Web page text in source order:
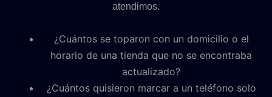
atendimos.
¿Cuántos se toparon con un domicilio o el
horario de una tienda que no se encontraba
actualizado?
¿Cuántos quisieron marcar a un teléfono solo